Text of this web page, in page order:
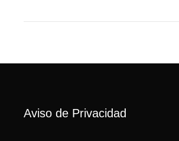
Aviso de Privacidad